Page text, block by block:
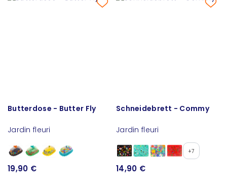
Butterdose - Butter Fly
Jardin fleuri
19,90 €
Schneidebrett - Commy
Jardin fleuri
+7
14,90 €